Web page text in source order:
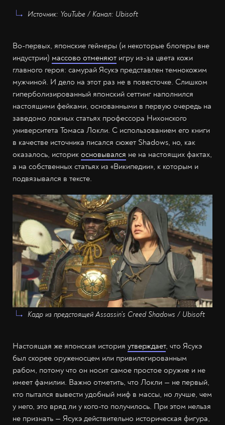
Источник: YouTube / Канал: Ubisoft
Во-первых, японские геймеры (и некоторые блогеры вне
индустрии) массово отменяют игру из-за цвета кожи
главного героя: самурай Ясукэ представлен темнокожим
мужчиной. И дело на этот раз не в повесточке. Слишком
гиперболизированный японский сеттинг наполнился
настоящими фейками, основанными в первую очередь на
заведомо ложных статьях профессора Нихонского
университета Томаса Локли. С использованием его книги
в качестве источника писался сюжет Shadows, но, как
оказалось, историк основывался не на настоящих фактах,
а на собственных статьях из «Википедии», к которым и
подвязывался в тексте.
Кадр из предстоящей Assassin’s Creed Shadows / Ubisoft
Настоящая же японская история утверждает, что Ясукэ
был скорее оруженосцем или привилегированным
рабом, потому что он носит самое простое оружие и не
имеет фамилии. Важно отметить, что Локли — не первый,
кто пытался вывести удобный миф в массы, но лучше, чем
у него, это вряд ли у кого-то получилось. При этом нельзя
не признать — Ясукэ действительно историческая фигура,